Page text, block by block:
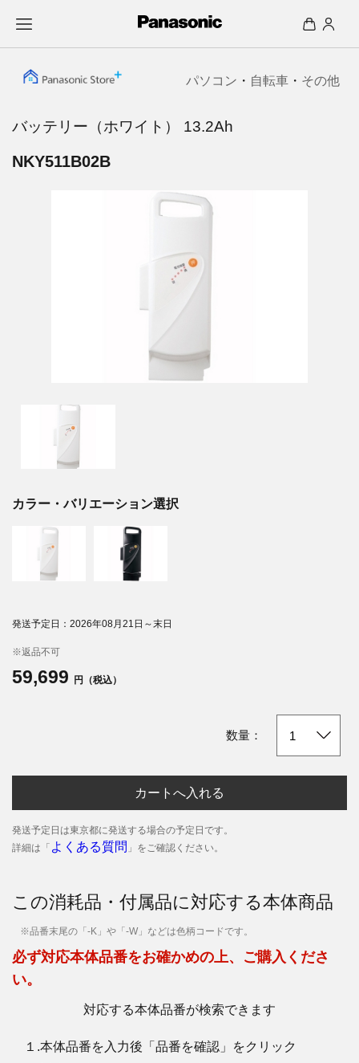
パソコン ・ 自転車 ・ その他
バッテリー（ホワイト） 13.2Ah
NKY511B02B
カラー・バリエーション選択
発送予定日：2026年08月21日～末日
※返品不可
59,699 円（税込）
数量：
カートへ入れる
発送予定日は東京都に発送する場合の予定日です。
詳細は「 よくある質問 」をご確認ください。
この消耗品・付属品に対応する本体商品
※品番末尾の「-K」や「-W」などは色柄コードです。
必ず対応本体品番をお確かめの上、ご購入くださ
い。
対応する本体品番が検索できます
１.本体品番を入力後「品番を確認」をクリック